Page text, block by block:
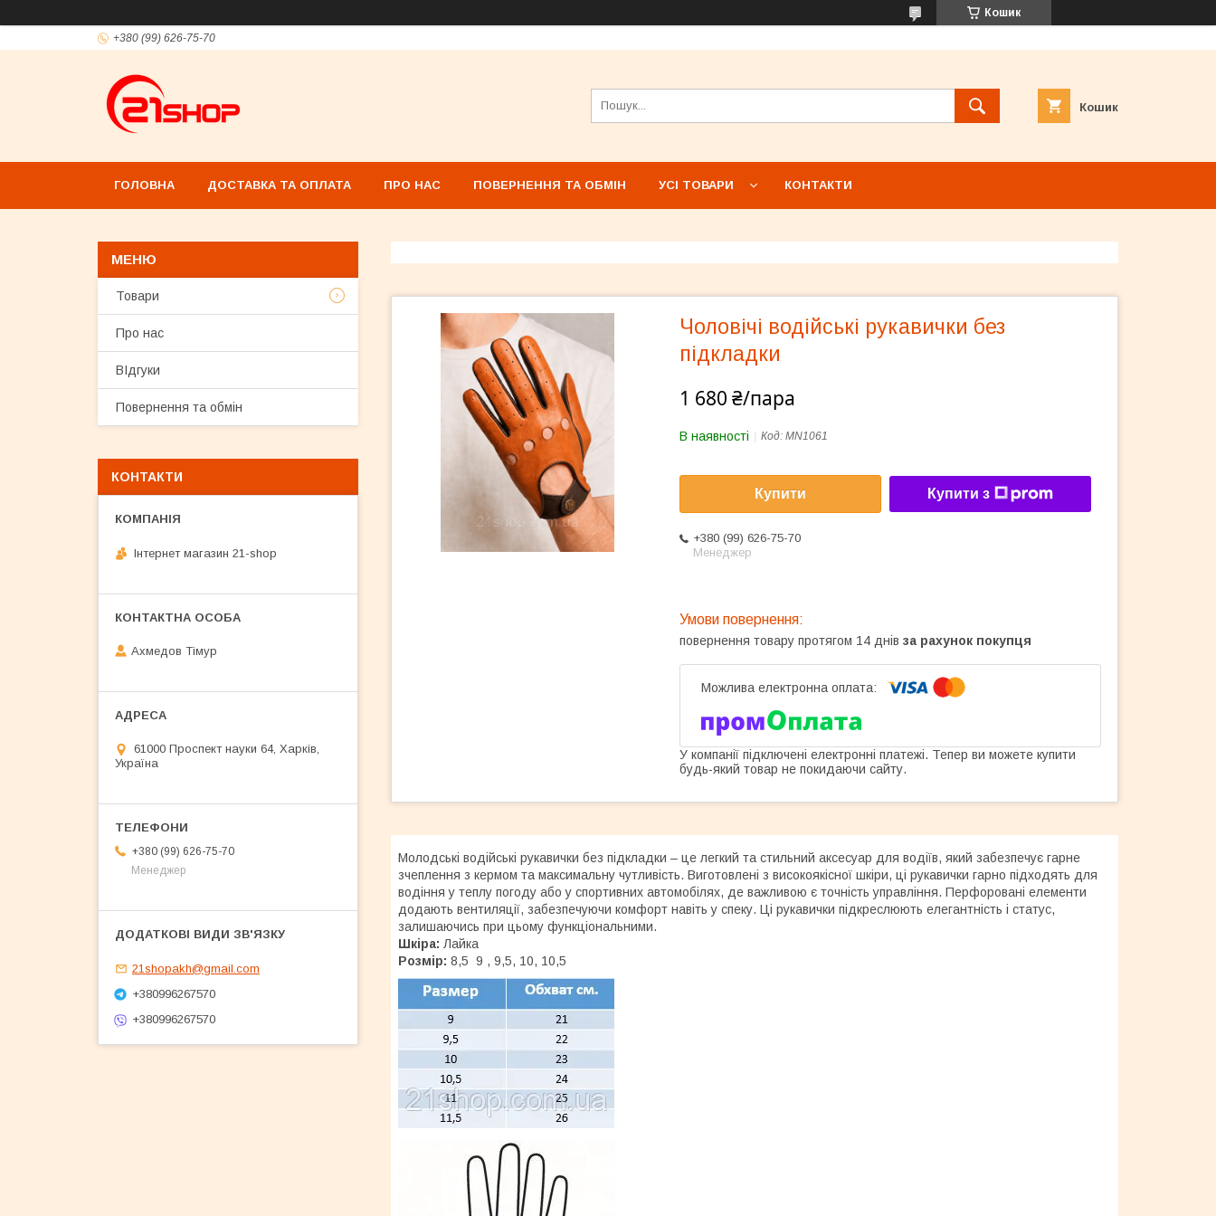
Кошик
+380 (99) 626-75-70
Кошик
ГОЛОВНА ДОСТАВКА ТА ОПЛАТА ПРО НАС ПОВЕРНЕННЯ ТА ОБМІН УСІ ТОВАРИ КОНТАКТИ
Чоловічі водійські рукавички без
підкладки
1 680 ₴/пара
В наявності Код: MN1061
Купити Купити з
+380 (99) 626-75-70
Менеджер
повернення товару протягом 14 днів за рахунок покупця
У компанії підключені електронні платежі. Тепер ви можете купити
будь-який товар не покидаючи сайту.
Молодські водійські рукавички без підкладки – це легкий та стильний аксесуар для водіїв, який забезпечує гарне
зчеплення з кермом та максимальну чутливість. Виготовлені з високоякісної шкіри, ці рукавички гарно підходять для
водіння у теплу погоду або у спортивних автомобілях, де важливою є точність управління. Перфоровані елементи
додають вентиляції, забезпечуючи комфорт навіть у спеку. Ці рукавички підкреслюють елегантність і статус,
залишаючись при цьому функціональними.
Шкіра: Лайка
Розмір: 8,5 9 , 9,5, 10, 10,5
Товари
Про нас
ВІдгуки
Повернення та обмін
КОНТАКТИ
Інтернет магазин 21-shop
Ахмедов Тімур
61000 Проспект науки 64, Харків,
Україна
+380 (99) 626-75-70
Менеджер
21shopakh@gmail.com
+380996267570
+380996267570